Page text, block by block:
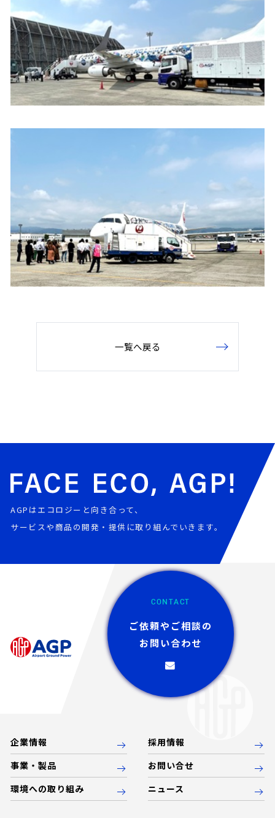
一覧へ戻る
AGPはエコロジーと向き合って、
サービスや商品の開発・提供に取り組んでいきます。
CONTACT
ご依頼やご相談の
お問い合わせ
企業情報
事業・製品
環境への取り組み
ニュース
採用情報
お問い合せ